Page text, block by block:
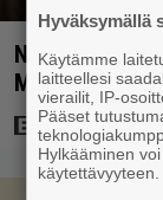
Nyt
Margot
Hyväksymällä
Käytämme
laitteellesi
vierailit, IP-
Pääset
Hylkääminen
käytettävyyteen.